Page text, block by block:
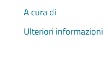
A cura di
Ulteriori informazioni